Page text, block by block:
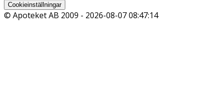
Cookieinställningar
© Apoteket AB 2009 - 2026-08-07 08:47:14